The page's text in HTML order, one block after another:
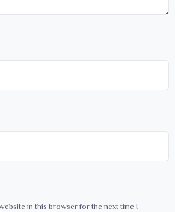
in this browser for the next time I